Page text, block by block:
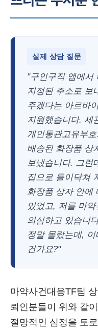
실제 상담 질문
"구인구직 앱에서
지정된 주소로 보
주겠다는 아르바
지원했습니다. 세
개인통관고유부
배송된 화장품 상
보냈습니다. 그런
집으로 들이닥쳐
화장품 상자 안에
있었고, 저를 마
의심하고 있습니
정말 몰랐는데,
건가요?"
마약사건대응TF팀
뢰인분들이 위와 같
절망적인 심정을 토